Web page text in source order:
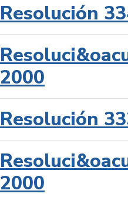
Resolución
2000
Resolución
2000